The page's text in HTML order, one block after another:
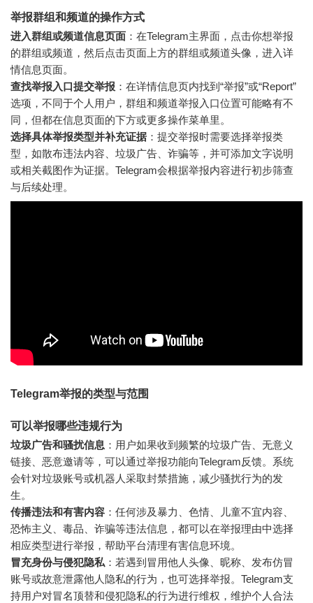
举报群组和频道的操作方式
进入群组或频道信息页面 ：在Telegram主界面，点击你想举报
的群组或频道，然后点击页面上方的群组或频道头像，进入详
情信息页面。
查找举报入口提交举报 ：在详情信息页内找到“举报”或“Report”
选项，不同于个人用户，群组和频道举报入口位置可能略有不
同，但都在信息页面的下方或更多操作菜单里。
选择具体举报类型并补充证据 ：提交举报时需要选择举报类
型，如散布违法内容、垃圾广告、诈骗等，并可添加文字说明
或相关截图作为证据。Telegram会根据举报内容进行初步筛查
与后续处理。
Telegram举报的类型与范围
可以举报哪些违规行为
垃圾广告和骚扰信息 ：用户如果收到频繁的垃圾广告、无意义
链接、恶意邀请等，可以通过举报功能向Telegram反馈。系统
会针对垃圾账号或机器人采取封禁措施，减少骚扰行为的发
生。
传播违法和有害内容 ：任何涉及暴力、色情、儿童不宜内容、
恐怖主义、毒品、诈骗等违法信息，都可以在举报理由中选择
相应类型进行举报，帮助平台清理有害信息环境。
冒充身份与侵犯隐私 ：若遇到冒用他人头像、昵称、发布仿冒
账号或故意泄露他人隐私的行为，也可选择举报。Telegram支
持用户对冒名顶替和侵犯隐私的行为进行维权，维护个人合法